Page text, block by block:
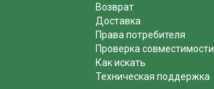
Возврат
Доставка
Права потребителя
Проверка совместимости
Как искать
Техническая поддержка